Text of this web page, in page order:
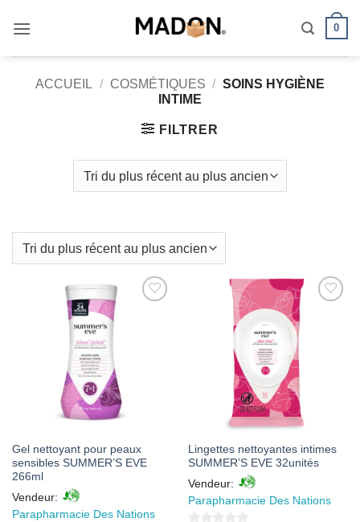
0
ACCUEIL / COSMÉTIQUES / SOINS HYGIÈNE
INTIME
FILTRER
AJOUTER
Gel nettoyant pour peaux
sensibles SUMMER’S EVE
266ml
Vendeur:
Parapharmacie Des Nations
AJOUTER
À MES
FAVORIS
Lingettes nettoyantes intimes
SUMMER’S EVE 32unités
Vendeur:
Parapharmacie Des Nations